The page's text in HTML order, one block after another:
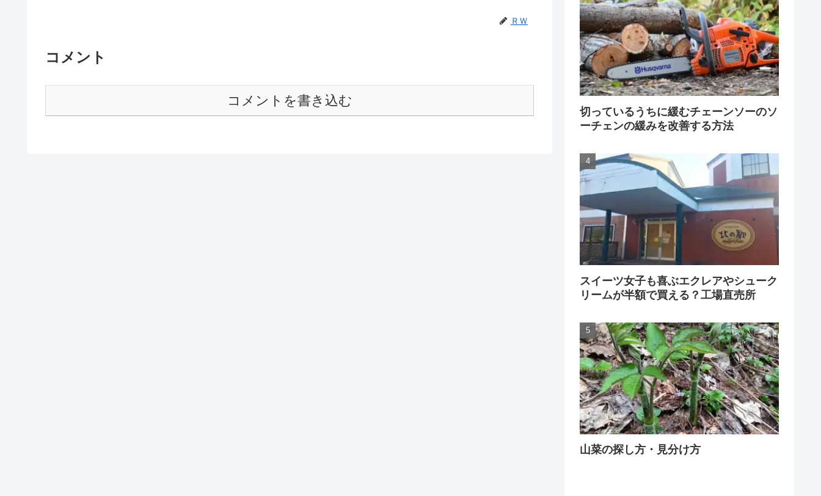
ＲＷ
コメント
コメントを書き込む
切っているうちに緩むチェーンソーのソ
ーチェンの緩みを改善する方法
スイーツ女子も喜ぶエクレアやシューク
リームが半額で買える？工場直売所
山菜の探し方・見分け方